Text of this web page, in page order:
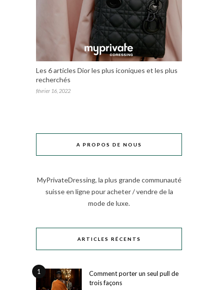
Les 6 articles Dior les plus iconiques et les plus
recherchés
février 16, 2022
A PROPOS DE NOUS
MyPrivateDressing, la plus grande communauté
suisse en ligne pour acheter / vendre de la
mode de luxe.
ARTICLES RÉCENTS
1
Comment porter un seul pull de
trois façons